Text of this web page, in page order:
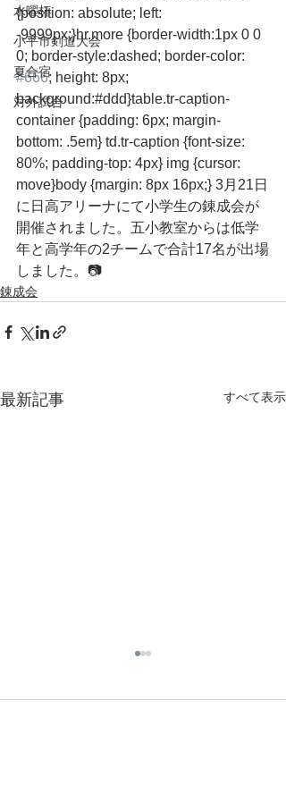
水曜杯
小平市剣道大会
夏合宿
対外試合
{position: absolute; left:
-9999px;}hr.more {border-width:1px 0 0
0; border-style:dashed; border-color:
#666; height: 8px;
background:#ddd}table.tr-caption-
container {padding: 6px; margin-
bottom: .5em} td.tr-caption {font-size:
80%; padding-top: 4px} img {cursor:
move}body {margin: 8px 16px;} 3月21日
に日高アリーナにて小学生の錬成会が
開催されました。五小教室からは低学
年と高学年の2チームで合計17名が出場
しました。📷
錬成会
最新記事 すべて表示